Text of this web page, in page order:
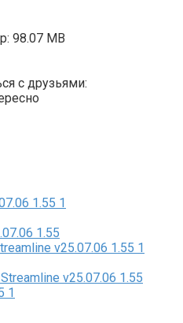
98.07 MB
с друзьями:
1.55
v25.07.06 1.55